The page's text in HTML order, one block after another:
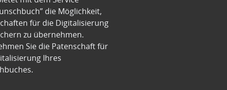
die Möglichkeit,
für die Digitalisierung
zu übernehmen.
Sie die Patenschaft für
Ihres